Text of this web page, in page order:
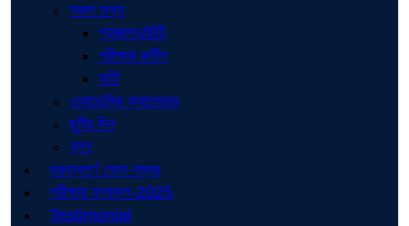
সকল তথ্য
প্রজ্ঞাপন/চিঠি
পরীক্ষার রুটিন
ভর্তি
একাডেমিক ক্যালেন্ডার
ছুটির দিন
ব্লগ
গুরুত্বপূর্ণ ফোন নম্বর
পরীক্ষার ফলাফল-2025
Testimonial